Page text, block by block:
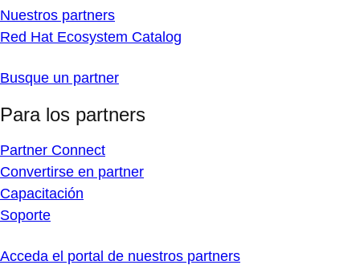
Nuestros partners
Red Hat Ecosystem Catalog
Busque un partner
Para los partners
Partner Connect
Convertirse en partner
Capacitación
Soporte
Acceda el portal de nuestros partners